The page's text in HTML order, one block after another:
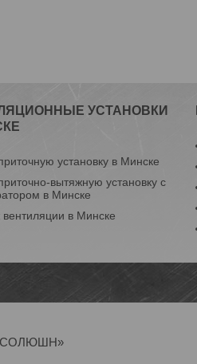
УСТАНОВКИ
установку в Минске
вытяжную установку с
в Минске
в Минске
СОЛЮШН»